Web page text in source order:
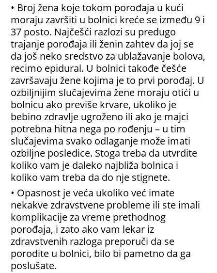
• Broj žena koje tokom porođaja u kući
moraju završiti u bolnici kreće se između 9 i
37 posto. Najčešći razlozi su predugo
trajanje porođaja ili ženin zahtev da joj se
da još neko sredstvo za ublažavanje bolova,
recimo epidural. U bolnici takođe češće
završavaju žene kojima je to prvi porođaj. U
ozbiljnijim slučajevima žene moraju otići u
bolnicu ako previše krvare, ukoliko je
bebino zdravlje ugroženo ili ako je majci
potrebna hitna nega po rođenju – u tim
slučajevima svako odlaganje može imati
ozbiljne posledice. Stoga treba da utvrdite
koliko vam je daleko najbliža bolnica i
koliko vam treba da do nje stignete.
• Opasnost je veća ukoliko već imate
nekakve zdravstvene probleme ili ste imali
komplikacije za vreme prethodnog
porođaja, i zato ako vam lekar iz
zdravstvenih razloga preporuči da se
porodite u bolnici, bilo bi pametno da ga
poslušate.